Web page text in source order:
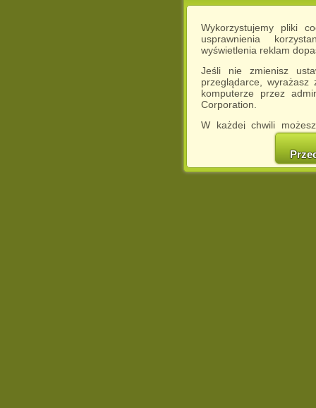
Wykorzystujemy pliki
usprawnienia
wyświetlenia reklam
Jeśli nie zmienisz
przeglądarce,
komputerze przez
Corporation.
W każdej chwili
cookies w swojej
w naszej
http://chomikuj.pl/